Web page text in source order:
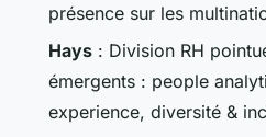
présence sur les
Hays : Division RH
émergents : people
experience, diversité &